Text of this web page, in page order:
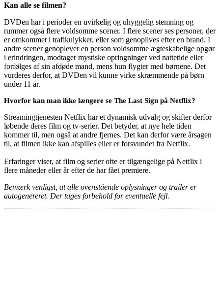
Kan alle se filmen?
DVDen har i perioder en uvirkelig og uhyggelig stemning og
rummer også flere voldsomme scener. I flere scener ses personer, der
er omkommet i trafikulykker, eller som genoplives efter en brand. I
andre scener genoplever en person voldsomme ægteskabelige opgør
i erindringen, modtager mystiske opringninger ved nattetide eller
forfølges af sin afdøde mand, mens hun flygter med børnene. Det
vurderes derfor, at DVDen vil kunne virke skræmmende på børn
under 11 år.
Hvorfor kan man ikke længere se The Last Sign på Netflix?
Streamingtjenesten Netflix har et dynamisk udvalg og skifter derfor
løbende deres film og tv-serier. Det betyder, at nye hele tiden
kommer til, men også at andre fjernes. Det kan derfor være årsagen
til, at filmen ikke kan afspilles eller er forsvundet fra Netflix.
Erfaringer viser, at film og serier ofte er tilgængelige på Netflix i
flere måneder eller år efter de har fået premiere.
Bemærk venligst, at alle ovenstående oplysninger og trailer er
autogenereret. Der tages forbehold for eventuelle fejl.